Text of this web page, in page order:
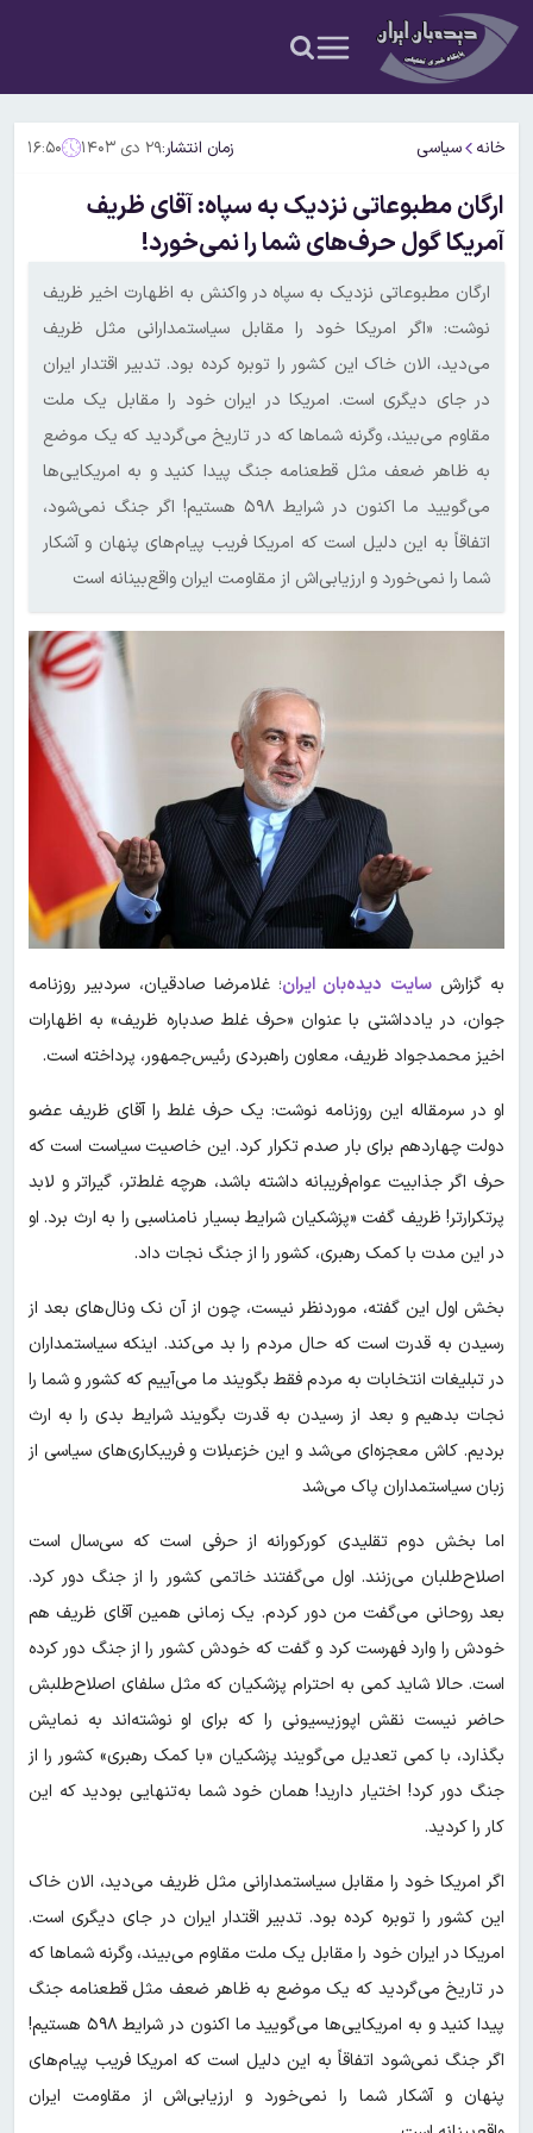
خانه سیاسی زمان انتشار:۲۹ دی ۱۴۰۳ ۱۶:۵۰
ارگان مطبوعاتی نزدیک به سپاه: آقای ظریف
آمریکا گول حرف‌های شما را نمی‌خورد!
ارگان مطبوعاتی نزدیک به سپاه در واکنش به اظهارت اخیر ظریف
نوشت: «اگر امریکا خود را مقابل سیاستمدارانی مثل ظریف
می‌دید، الان خاک این کشور را توبره کرده بود. تدبیر اقتدار ایران
در جای دیگری است. امریکا در ایران خود را مقابل یک ملت
مقاوم می‌بیند، وگرنه شما‌ها که در تاریخ می‌گردید که یک موضع
به ظاهر ضعف مثل قطعنامه جنگ پیدا کنید و به امریکایی‌ها
می‌گویید ما اکنون در شرایط ۵۹۸ هستیم! اگر جنگ نمی‌شود،
اتفاقاً به این دلیل است که امریکا فریب پیام‌های پنهان و آشکار
شما را نمی‌خورد و ارزیابی‌اش از مقاومت ایران واقع‌بینانه است
به گزارشسایت دیده‌بان ایران؛ غلامرضا صادقیان، سردبیر روزنامه
جوان، در یادداشتی با عنوان «حرف غلط صدباره ظریف» به اظهارات
اخیز محمدجواد ظریف، معاون راهبردی رئیس‌جمهور، پرداخته است.
او در سرمقاله این روزنامه نوشت: یک حرف غلط را آقای ظریف عضو
دولت چهاردهم برای بار صدم تکرار کرد. این خاصیت سیاست است که
حرف اگر جذابیت عوام‌فریبانه داشته باشد، هرچه غلط‌تر، گیراتر و لابد
پرتکرارتر! ظریف گفت «پزشکیان شرایط بسیار نامناسبی را به ارث برد. او
در این مدت با کمک رهبری، کشور را از جنگ نجات داد.
بخش اول این گفته، موردنظر نیست، چون از آن نک ونال‌های بعد از
رسیدن به قدرت است که حال مردم را بد می‌کند. اینکه سیاستمداران
در تبلیغات انتخابات به مردم فقط بگویند ما می‌آییم که کشور و شما را
نجات بدهیم و بعد از رسیدن به قدرت بگویند شرایط بدی را به ارث
بردیم. کاش معجزه‌ای می‌شد و این خزعبلات و فریبکاری‌های سیاسی از
زبان سیاستمداران پاک می‌شد
اما بخش دوم تقلیدی کورکورانه از حرفی است که سی‌سال است
اصلاح‌طلبان می‌زنند. اول می‌گفتند خاتمی کشور را از جنگ دور کرد.
بعد روحانی می‌گفت من دور کردم. یک زمانی همین آقای ظریف هم
خودش را وارد فهرست کرد و گفت که خودش کشور را از جنگ دور کرده
است. حالا شاید کمی به احترام پزشکیان که مثل سلفای اصلاح‌طلبش
حاضر نیست نقش اپوزیسیونی را که برای او نوشته‌اند به نمایش
بگذارد، با کمی تعدیل می‌گویند پزشکیان «با کمک رهبری» کشور را از
جنگ دور کرد! اختیار دارید! همان خود شما به‌تنهایی بودید که این
کار را کردید.
اگر امریکا خود را مقابل سیاستمدارانی مثل ظریف می‌دید، الان خاک
این کشور را توبره کرده بود. تدبیر اقتدار ایران در جای دیگری است.
امریکا در ایران خود را مقابل یک ملت مقاوم می‌بیند، وگرنه شما‌ها که
در تاریخ می‌گردید که یک موضع به ظاهر ضعف مثل قطعنامه جنگ
پیدا کنید و به امریکایی‌ها می‌گویید ما اکنون در شرایط ۵۹۸ هستیم!
اگر جنگ نمی‌شود اتفاقاً به این دلیل است که امریکا فریب پیام‌های
پنهان و آشکار شما را نمی‌خورد و ارزیابی‌اش از مقاومت ایران